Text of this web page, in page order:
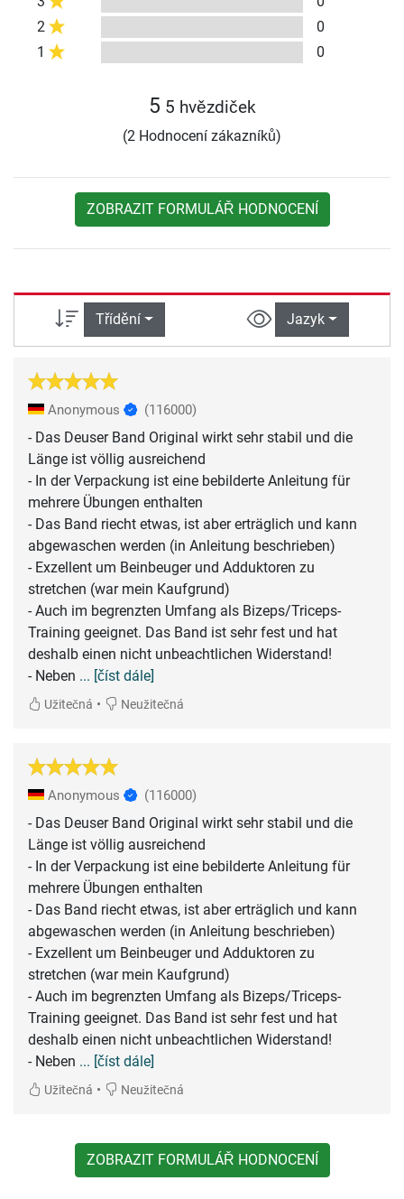
2
0
1
0
5 5 hvězdiček
(2 Hodnocení zákazníků)
ZOBRAZIT FORMULÁŘ HODNOCENÍ
Třídění Jazyk
Anonymous (116000)
- Das Deuser Band Original wirkt sehr stabil und die
Länge ist völlig ausreichend
- In der Verpackung ist eine bebilderte Anleitung für
mehrere Übungen enthalten
- Das Band riecht etwas, ist aber erträglich und kann
abgewaschen werden (in Anleitung beschrieben)
- Exzellent um Beinbeuger und Adduktoren zu
stretchen (war mein Kaufgrund)
- Auch im begrenzten Umfang als Bizeps/Triceps-
Training geeignet. Das Band ist sehr fest und hat
deshalb einen nicht unbeachtlichen Widerstand!
- Neben ... [číst dále]
Užitečná • Neužitečná
Anonymous (116000)
- Das Deuser Band Original wirkt sehr stabil und die
Länge ist völlig ausreichend
- In der Verpackung ist eine bebilderte Anleitung für
mehrere Übungen enthalten
- Das Band riecht etwas, ist aber erträglich und kann
abgewaschen werden (in Anleitung beschrieben)
- Exzellent um Beinbeuger und Adduktoren zu
stretchen (war mein Kaufgrund)
- Auch im begrenzten Umfang als Bizeps/Triceps-
Training geeignet. Das Band ist sehr fest und hat
deshalb einen nicht unbeachtlichen Widerstand!
- Neben ... [číst dále]
Užitečná • Neužitečná
ZOBRAZIT FORMULÁŘ HODNOCENÍ